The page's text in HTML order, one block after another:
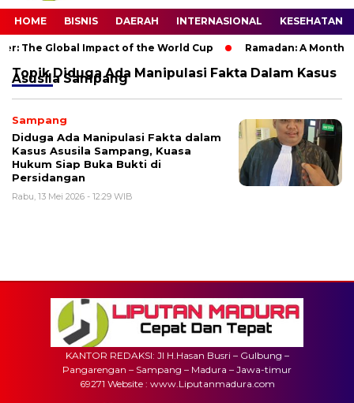
HOME BISNIS DAERAH INTERNASIONAL KESEHATAN
The Global Impact of the World Cup Ramadan: A Month
TopikDiduga Ada Manipulasi Fakta Dalam Kasus
Asusila Sampang
Sampang
Diduga Ada Manipulasi Fakta dalam
Kasus Asusila Sampang, Kuasa
Hukum Siap Buka Bukti di
Persidangan
Rabu, 13 Mei 2026 - 12:29 WIB
KANTOR REDAKSI: Jl H.Hasan Busri – Gulbung –
Pangarengan – Sampang – Madura – Jawa-timur
69271 Website : www.Liputanmadura.com